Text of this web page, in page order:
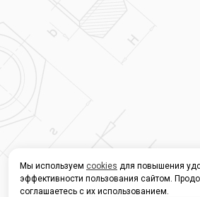
Мы используем cookies для повышения
эффективности пользования сайтом.
соглашаетесь с их использованием.